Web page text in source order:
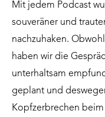
Mit jedem Podcast
souveräner und
nachzuhaken.
haben wir die
unterhaltsam
geplant und
Kopfzerbrechen